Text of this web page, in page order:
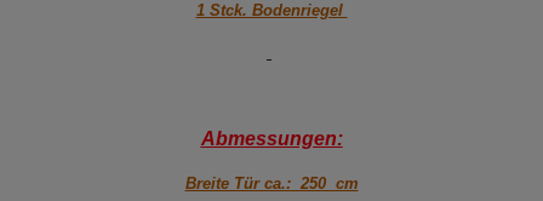
1 Stck. Bodenriegel
Abmessungen:
Breite Tür ca.: 250 cm